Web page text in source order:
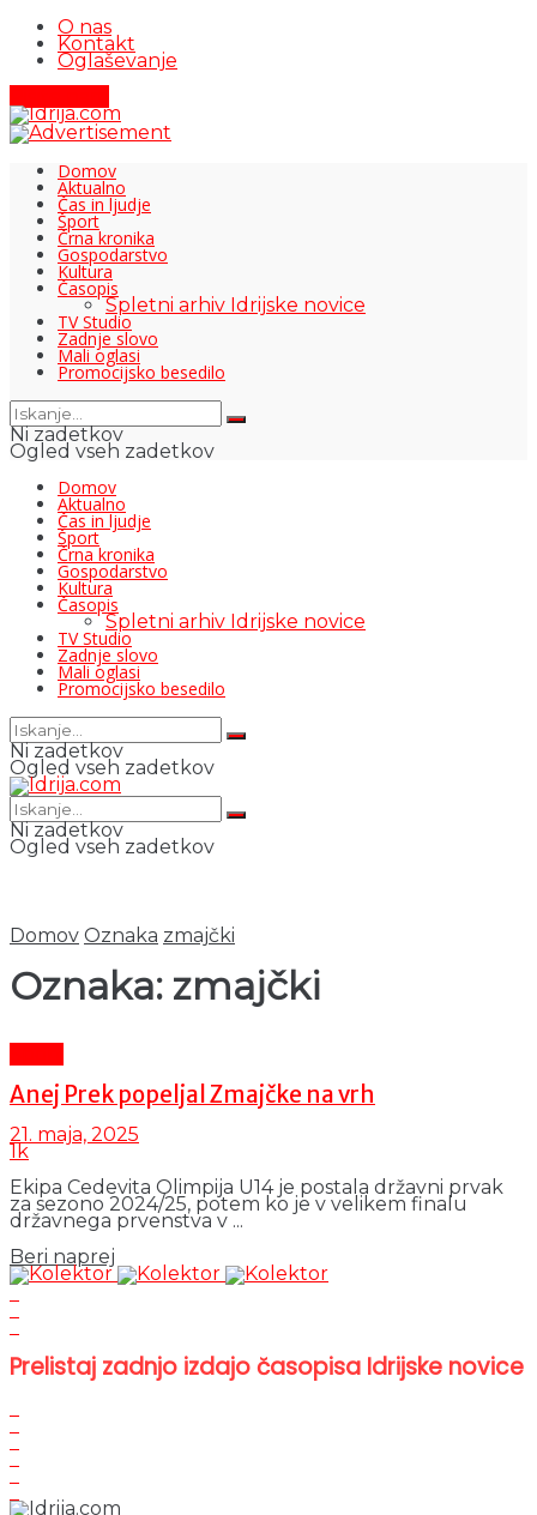
O nas
Kontakt
Oglaševanje
Domov
Aktualno
Čas in ljudje
Šport
Črna kronika
Gospodarstvo
Kultura
Časopis
Spletni arhiv Idrijske novice
TV Studio
Zadnje slovo
Mali oglasi
Promocijsko besedilo
Ni zadetkov
Ogled vseh zadetkov
Domov
Aktualno
Čas in ljudje
Šport
Črna kronika
Gospodarstvo
Kultura
Časopis
Spletni arhiv Idrijske novice
TV Studio
Zadnje slovo
Mali oglasi
Promocijsko besedilo
Ni zadetkov
Ogled vseh zadetkov
Ni zadetkov
Ogled vseh zadetkov
Domov Oznaka zmajčki
Oznaka: zmajčki
Anej Prek popeljal Zmajčke na vrh
21. maja, 2025
1k
Ekipa Cedevita Olimpija U14 je postala državni prvak
za sezono 2024/25, potem ko je v velikem finalu
državnega prvenstva v ...
Beri naprej
Prelistaj zadnjo izdajo časopisa Idrijske novice